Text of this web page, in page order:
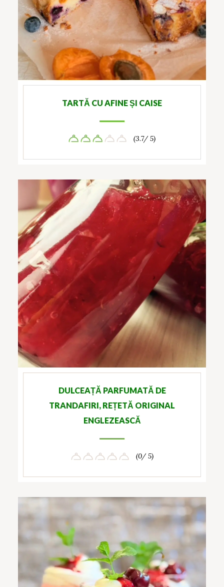
TARTĂ CU AFINE ȘI CAISE
(3.7/ 5)
DULCEAȚĂ PARFUMATĂ DE
TRANDAFIRI, REȚETĂ ORIGINAL
ENGLEZEASCĂ
(0/ 5)